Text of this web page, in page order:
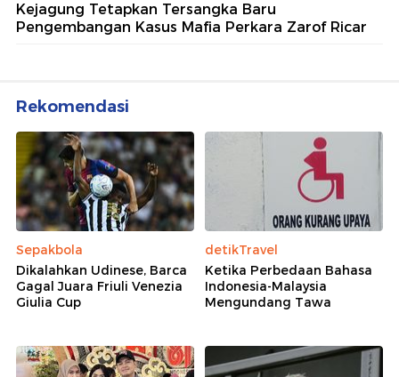
Kejagung Tetapkan Tersangka Baru
Pengembangan Kasus Mafia Perkara Zarof Ricar
Rekomendasi
Sepakbola
Dikalahkan Udinese, Barca
Gagal Juara Friuli Venezia
Giulia Cup
detikTravel
Ketika Perbedaan Bahasa
Indonesia-Malaysia
Mengundang Tawa